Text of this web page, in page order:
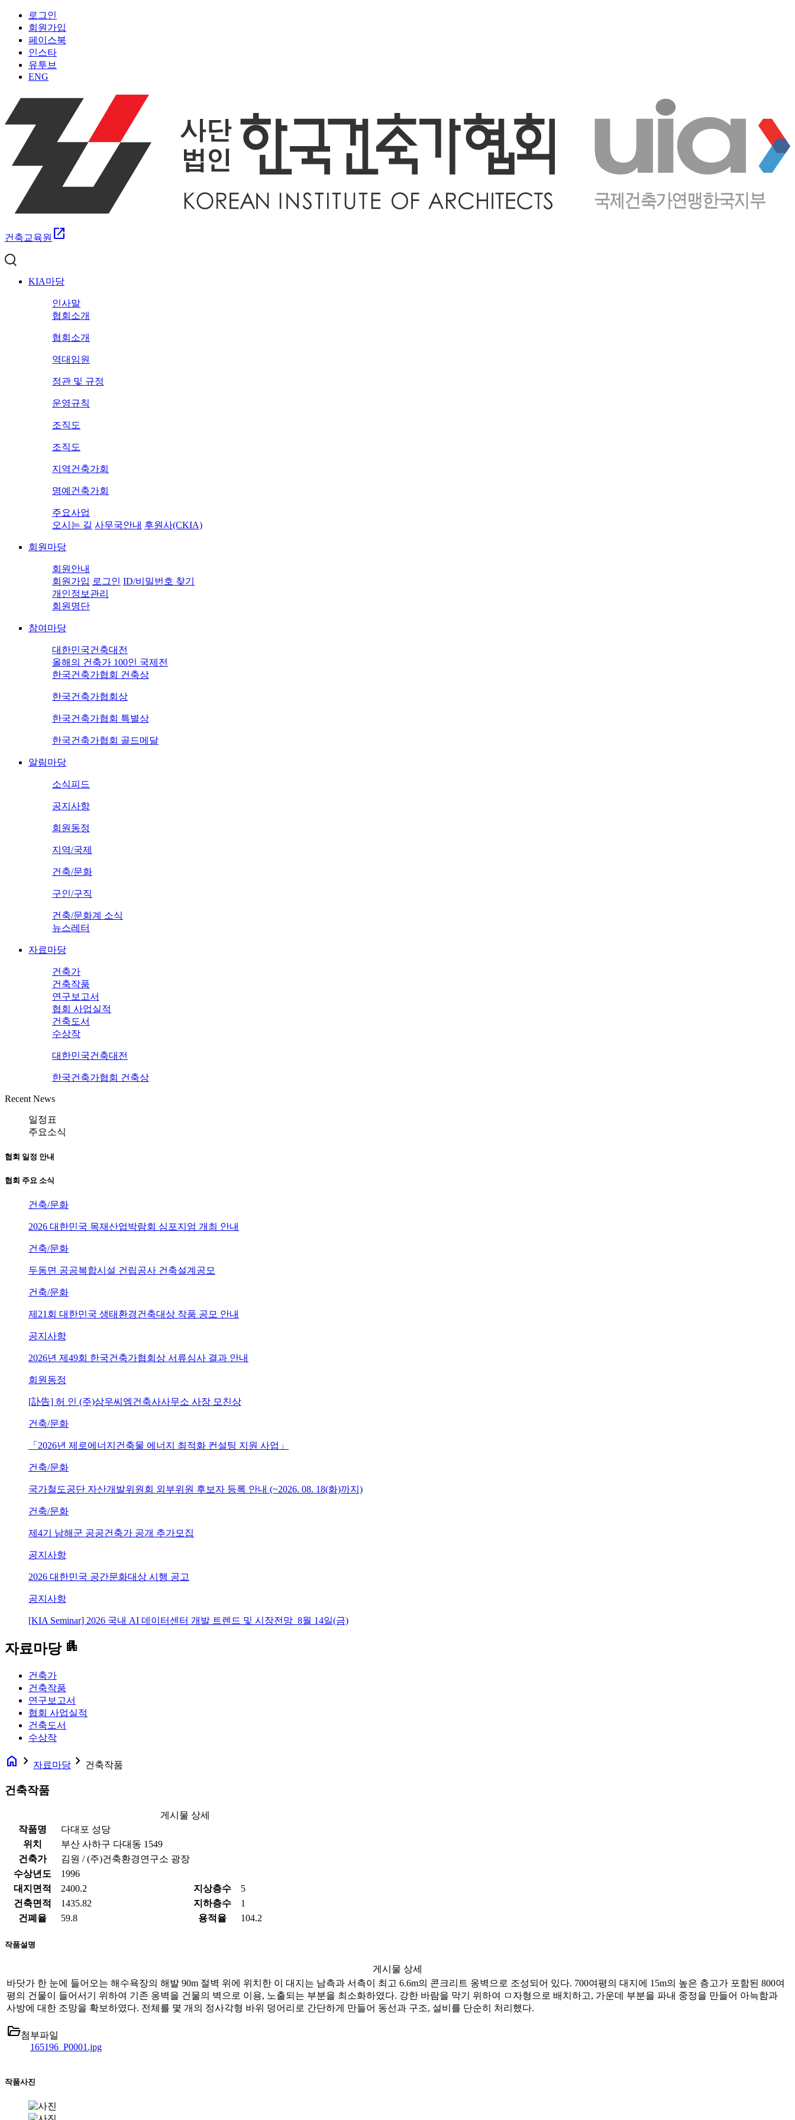
로그인
회원가입
페이스북
인스타
유투브
ENG
건축교육원 open_in_new
KIA마당
인사말
협회소개
협회소개
역대임원
정관 및 규정
운영규칙
조직도
조직도
지역건축가회
명예건축가회
주요사업
오시는 길 사무국안내 후원사(CKIA)
회원마당
회원안내
회원가입 로그인 ID/비밀번호 찾기
개인정보관리
회원명단
참여마당
대한민국건축대전
올해의 건축가 100인 국제전
한국건축가협회 건축상
한국건축가협회상
한국건축가협회 특별상
한국건축가협회 골드메달
알림마당
소식피드
공지사항
회원동정
지역/국제
건축/문화
구인/구직
건축/문화계 소식
뉴스레터
자료마당
건축가
건축작품
연구보고서
협회 사업실적
건축도서
수상작
대한민국건축대전
한국건축가협회 건축상
Recent News
일정표
주요소식
협회 일정 안내
협회 주요 소식
건축/문화
2026 대한민국 목재산업박람회 심포지엄 개최 안내
건축/문화
두동면 공공복합시설 건립공사 건축설계공모
건축/문화
제21회 대한민국 생태환경건축대상 작품 공모 안내
공지사항
2026년 제49회 한국건축가협회상 서류심사 결과 안내
회원동정
[訃告] 허 인 (주)삼우씨엠건축사사무소 사장 모친상
건축/문화
「2026년 제로에너지건축물 에너지 최적화 컨설팅 지원 사업」
건축/문화
국가철도공단 자산개발위원회 외부위원 후보자 등록 안내 (~2026. 08. 18(화)까지)
건축/문화
제4기 남해군 공공건축가 공개 추가모집
공지사항
2026 대한민국 공간문화대상 시행 공고
공지사항
[KIA Seminar] 2026 국내 AI 데이터센터 개발 트렌드 및 시장전망_8월 14일(금)
자료마당 apartment
건축가
건축작품
연구보고서
협회 사업실적
건축도서
수상작
home navigate_next 자료마당 navigate_next 건축작품
건축작품
게시물 상세
작품명
다대포 성당
위치
부산 사하구 다대동 1549
건축가
김원 / (주)건축환경연구소 광장
수상년도
1996
대지면적
2400.2 지상층수
5
건축면적
1435.82 지하층수
1
건폐율
59.8 용적율 104.2
작품설명
게시물 상세
바닷가 한 눈에 들어오는 해수욕장의 해발 90m 절벽 위에 위치한 이 대지는 남측과 서측이 최고 6.6m의 콘크리트 옹벽으로 조성되어 있다. 700여평의 대지에 15m의 높은 층고가 포함된 800여
평의 건물이 들어서기 위하여 기존 옹벽을 건물의 벽으로 이용, 노출되는 부분을 최소화하였다. 강한 바람을 막기 위하여 ㅁ자형으로 배치하고, 가운데 부분을 파내 중정을 만들어 아늑함과
사방에 대한 조망을 확보하였다. 전체를 몇 개의 정사각형 바위 덩어리로 간단하게 만들어 동선과 구조, 설비를 단순히 처리했다.
folder_open첨부파일
165196_P0001.jpg
작품사진